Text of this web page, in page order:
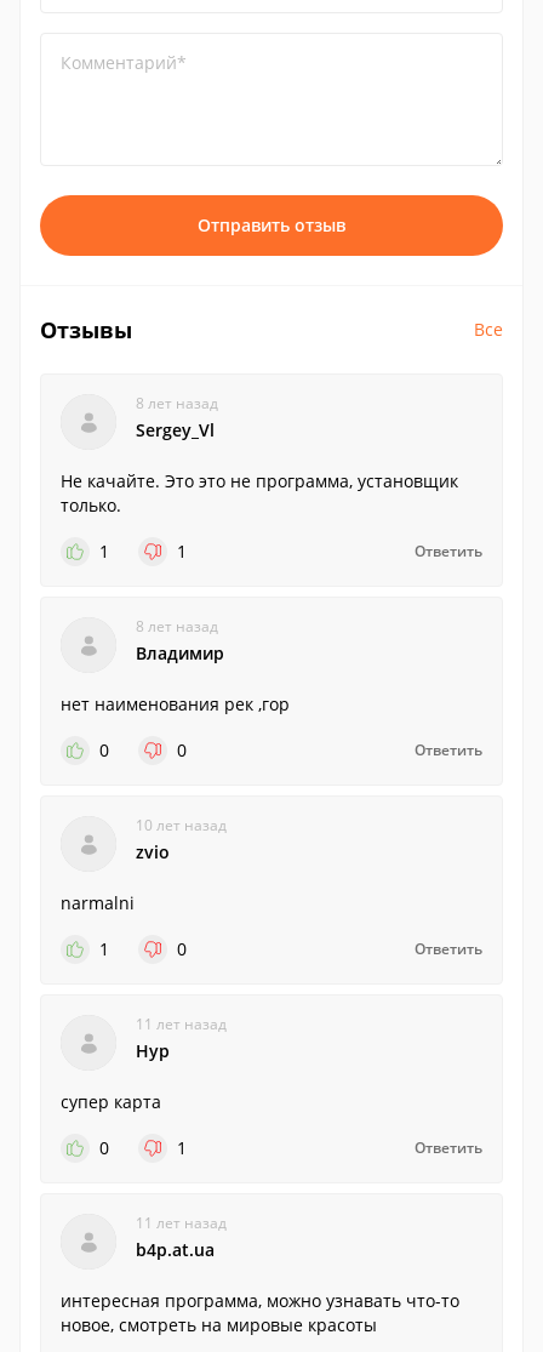
Комментарий*
Отправить отзыв
Отзывы Все
8 лет назад
Sergey_Vl
Не качайте. Это это не программа, установщик
только.
1
1 Ответить
8 лет назад
Владимир
нет наименования рек ,гор
0
0 Ответить
10 лет назад
zvio
narmalni
1
0 Ответить
11 лет назад
Нур
супер карта
0
1 Ответить
11 лет назад
b4p.at.ua
интересная программа, можно узнавать что-то
новое, смотреть на мировые красоты